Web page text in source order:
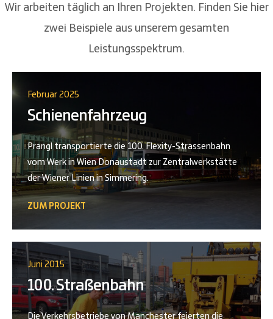
Wir arbeiten täglich an Ihren Projekten. Finden Sie hier
zwei Beispiele aus unserem gesamten
Leistungsspektrum.
Februar 2025
Schienenfahrzeug
Prangl transportierte die 100. Flexity-Strassenbahn
vom Werk in Wien Donaustadt zur Zentralwerkstätte
der Wiener Linien in Simmering.
ZUM PROJEKT
Juni 2015
100. Straßenbahn
Die Verkehrsbetriebe von Manchester feierten die